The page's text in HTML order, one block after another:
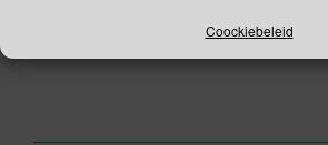
Coockiebeleid